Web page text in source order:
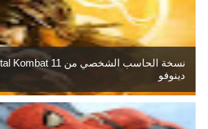
دينوفو